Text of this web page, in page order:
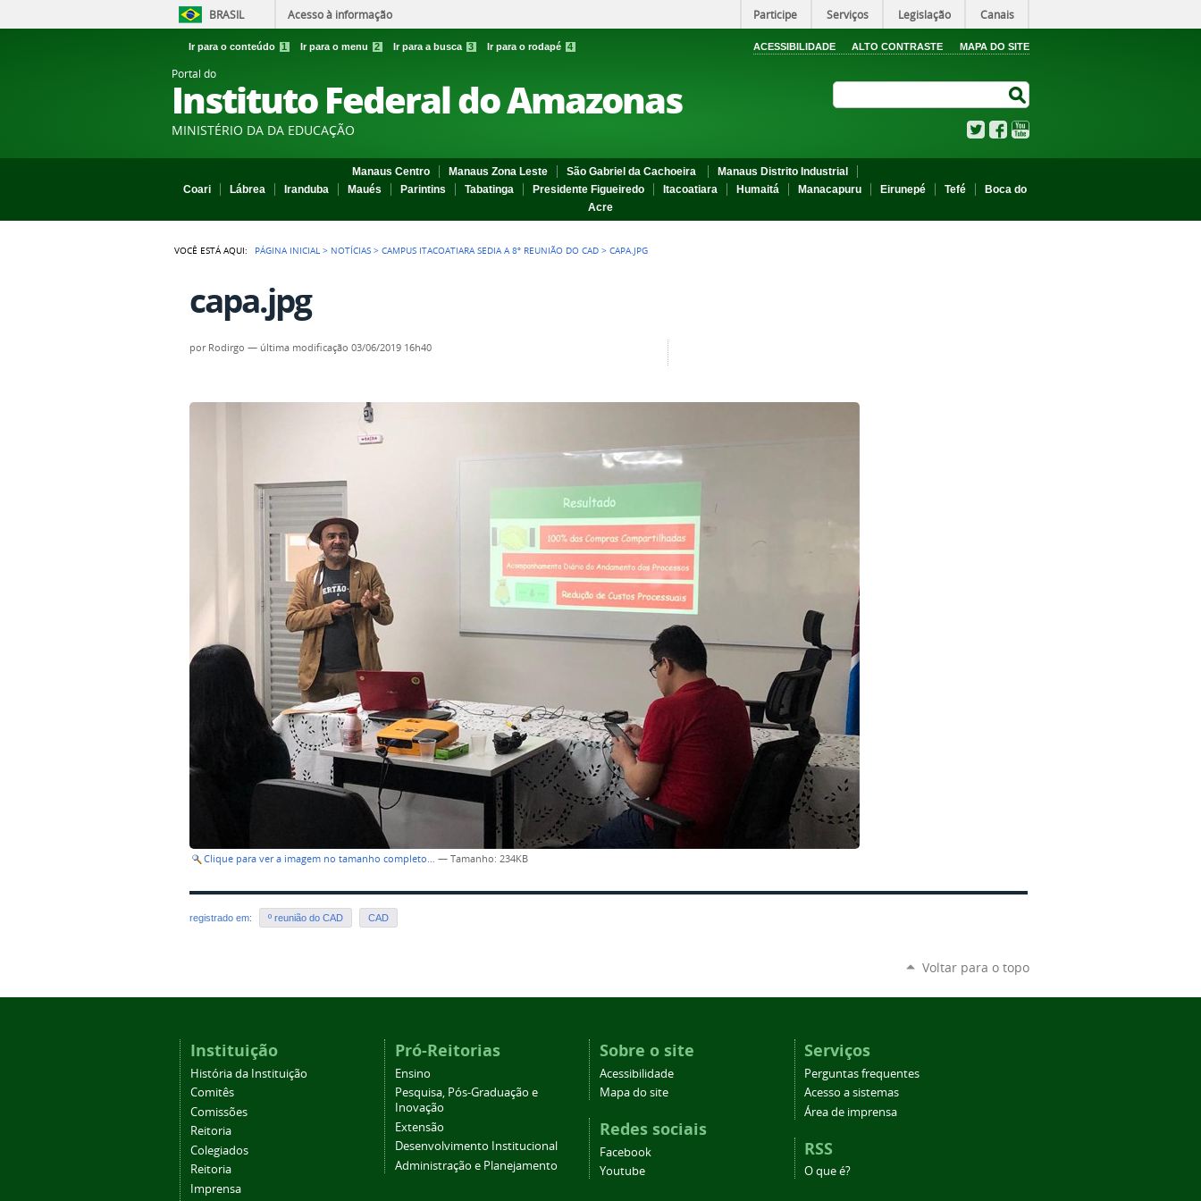
BRASIL Acesso à informação Participe Serviços Legislação Canais
Ir para o conteúdo 1 Ir para o menu 2 Ir para a busca 3 Ir para o rodapé 4 ACESSIBILIDADE ALTO CONTRASTE MAPA DO SITE
Portal do
Instituto Federal do Amazonas
MINISTÉRIO DA DA EDUCAÇÃO TwitterFacebook
Manaus Centro Manaus Zona Leste São Gabriel da Cachoeira
Manaus Distrito Industrial
Coari
Lábrea Iranduba Maués Parintins Tabatinga Presidente Figueiredo Itacoatiara Humaitá Manacapuru Eirunepé Tefé
Boca do
Acre
VOCÊ ESTÁ AQUI: PÁGINA INICIAL > NOTÍCIAS >CAMPUS ITACOATIARA SEDIA A 8º REUNIÃO DO CAD >CAPA.JPG
capa.jpg
por Rodirgo — última modificação 03/06/2019 16h40
Clique para ver a imagem no tamanho completo… — Tamanho: 234KB
registrado em: º reunião do CAD CAD
Voltar para o topo
Instituição
História da Instituição
Comitês
Comissões
Reitoria
Colegiados
Reitoria
Imprensa
Pró-Reitorias
Ensino
Pesquisa, Pós-Graduação e
Inovação
Extensão
Desenvolvimento Institucional
Administração e Planejamento
Sobre o site
Acessibilidade
Mapa do site
Redes sociais
Facebook
Youtube
Serviços
Perguntas frequentes
Acesso a sistemas
Área de imprensa
RSS
O que é?